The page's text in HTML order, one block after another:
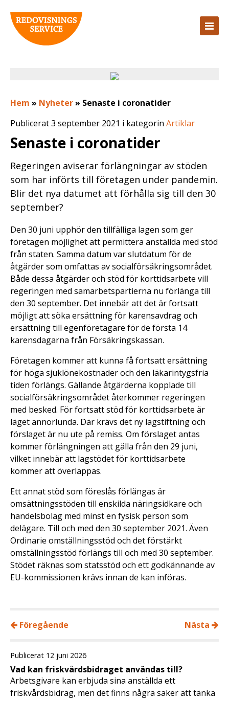
Hem » Nyheter» Senaste i coronatider
Publicerat 3 september 2021 i kategorin Artiklar
Senaste i coronatider
Regeringen aviserar förlängningar av stöden
som har införts till företagen under pandemin.
Blir det nya datumet att förhålla sig till den 30
september?
Den 30 juni upphör den tillfälliga lagen som ger
företagen möjlighet att permittera anställda med stöd
från staten. Samma datum var slutdatum för de
åtgärder som omfattas av socialförsäkringsområdet.
Både dessa åtgärder och stöd för korttidsarbete vill
regeringen med samarbetspartierna nu förlänga till
den 30 september. Det innebär att det är fortsatt
möjligt att söka ersättning för karensavdrag och
ersättning till egenföretagare för de första 14
karensdagarna från Försäkringskassan.
Företagen kommer att kunna få fortsatt ersättning
för höga sjuklönekostnader och den läkarintygsfria
tiden förlängs. Gällande åtgärderna kopplade till
socialförsäkringsområdet återkommer regeringen
med besked. För fortsatt stöd för korttidsarbete är
läget annorlunda. Där krävs det ny lagstiftning och
förslaget är nu ute på remiss. Om förslaget antas
kommer förlängningen att gälla från den 29 juni,
vilket innebär att lagstödet för korttidsarbete
kommer att överlappas.
Ett annat stöd som föreslås förlängas är
omsättningsstöden till enskilda näringsidkare och
handelsbolag med minst en fysisk person som
delägare. Till och med den 30 september 2021. Även
Ordinarie omställningsstöd och det förstärkt
omställningsstöd förlängs till och med 30 september.
Stödet räknas som statsstöd och ett godkännande av
EU-kommissionen krävs innan de kan införas.
Föregående Nästa
Publicerat 12 juni 2026
Vad kan friskvårdsbidraget användas till?
Arbetsgivare kan erbjuda sina anställda ett
friskvårdsbidrag, men det finns några saker att tänka